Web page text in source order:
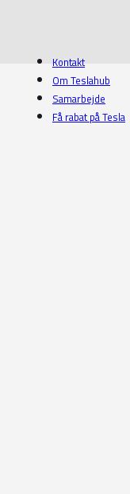
Kontakt
Om Teslahub
Samarbejde
Få rabat på Tesla